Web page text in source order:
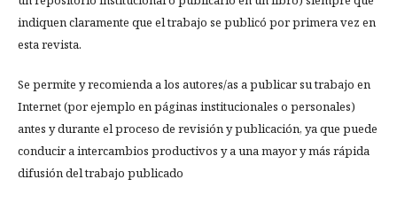
indiquen claramente que el trabajo se publicó por primera vez en
esta revista.
Se permite y recomienda a los autores/as a publicar su trabajo en
Internet (por ejemplo en páginas institucionales o personales)
antes y durante el proceso de revisión y publicación, ya que puede
conducir a intercambios productivos y a una mayor y más rápida
difusión del trabajo publicado